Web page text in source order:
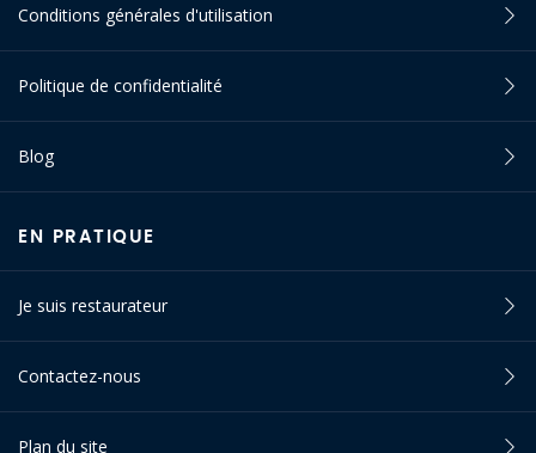
Conditions générales d'utilisation
Politique de confidentialité
Blog
EN PRATIQUE
Je suis restaurateur
Contactez-nous
Plan du site